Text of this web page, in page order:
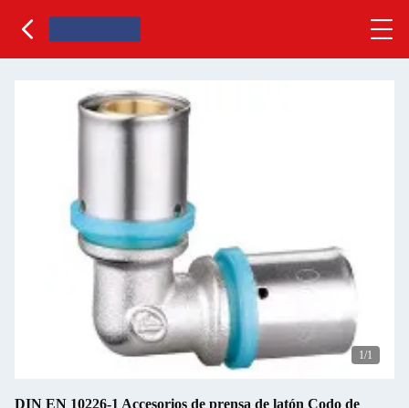
1/1
DIN EN 10226-1 Accesorios de prensa de latón Codo de